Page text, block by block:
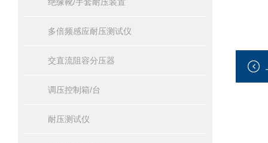
多倍频感应耐压测试仪
交直流阻容分压器
调压控制箱/台
耐压测试仪